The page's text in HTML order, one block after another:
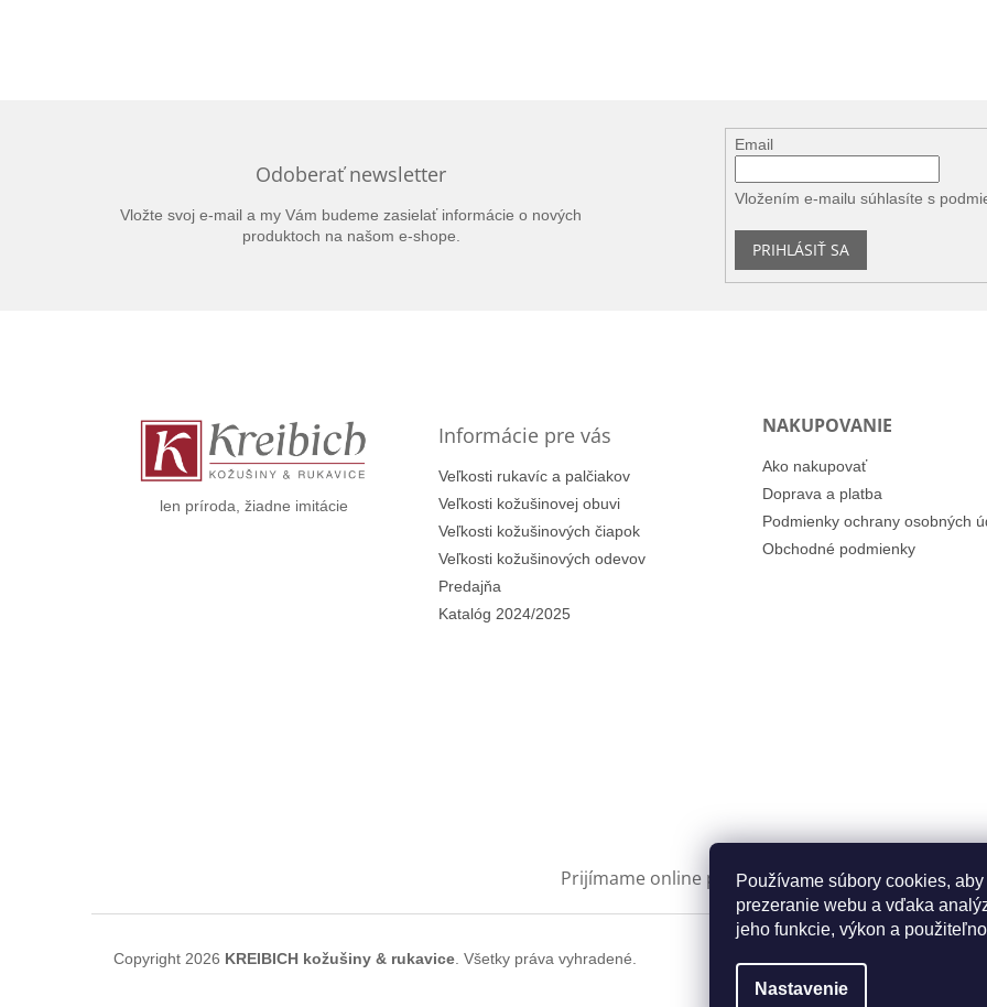
Používame súbory cookies,
prezeranie webu a vďaka
jeho funkcie, výkon a
Nastavenie
Odoberať newsletter
Vložte svoj e-mail a my Vám budeme zasielať informácie o nových
produktoch na našom e-shope.
Email
Vložením e-mailu súhlasíte s
PRIHLÁSIŤ SA
len príroda, žiadne imitácie
Informácie pre vás
Veľkosti rukavíc a palčiakov
Veľkosti kožušinovej obuvi
Veľkosti kožušinových čiapok
Veľkosti kožušinových odevov
Predajňa
Katalóg 2024/2025
NAKUPOVANIE
Ako nakupovať
Doprava a platba
Podmienky ochrany osobných
Obchodné podmienky
Prijímame online platby
Copyright 2026 KREIBICH kožušiny & rukavice . Všetky práva vyhradené.